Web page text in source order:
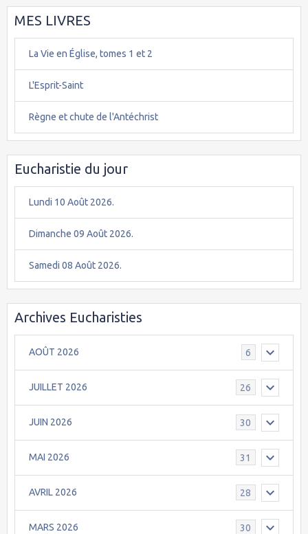
MES LIVRES
La Vie en Église, tomes 1 et 2
L'Esprit-Saint
Règne et chute de l'Antéchrist
Eucharistie du jour
Lundi 10 Août 2026.
Dimanche 09 Août 2026.
Samedi 08 Août 2026.
Archives Eucharisties
AOÛT 2026 6
JUILLET 2026 26
JUIN 2026 30
MAI 2026 31
AVRIL 2026 28
MARS 2026 30